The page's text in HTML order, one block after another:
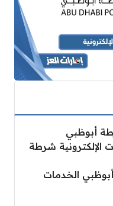
أبوظبي
شرطة
الخدمات